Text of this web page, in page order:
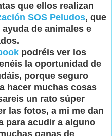
que ellos realizan
SOS Peludos, que
de animales e
podréis ver los
la oportunidad de
porque seguro
hacer muchas cosas
un rato súper
las fotos, a mi me dan
para acudir a alguno